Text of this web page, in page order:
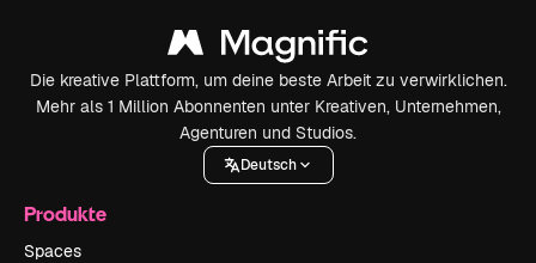
Die kreative Plattform, um deine beste Arbeit zu verwirklichen.
Mehr als 1 Million Abonnenten unter Kreativen, Unternehmen,
Agenturen und Studios.
Deutsch
Produkte
Spaces